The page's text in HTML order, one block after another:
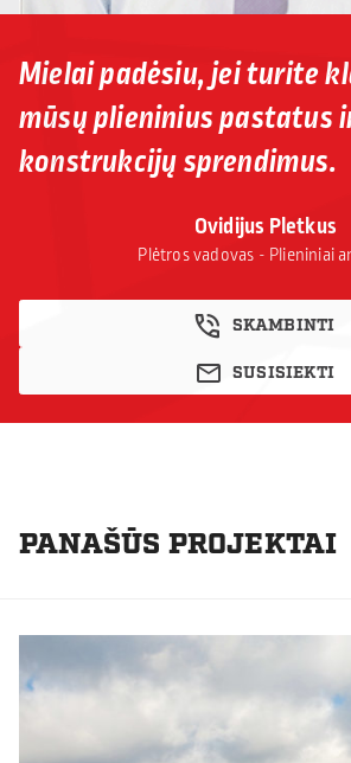
Ovidijus Pletkus
Plėtros vadovas - Plieniniai
SKAMBINTI
SUSISIEKTI
Mielai padėsiu, jei turite
mūsų plieninius pastatus
konstrukcijų sprendimus.
PANAŠŪS PROJEKTAI